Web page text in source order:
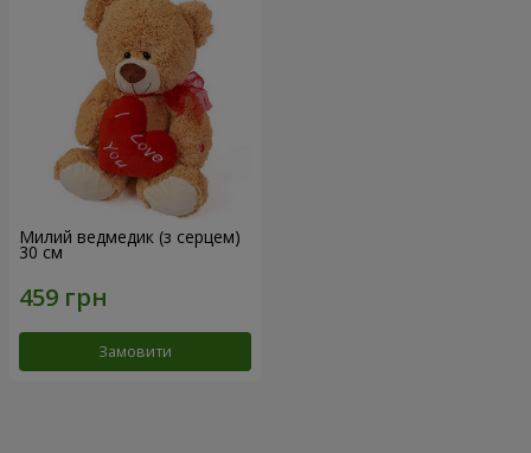
Милий ведмедик (з серцем)
30 см
Замовити